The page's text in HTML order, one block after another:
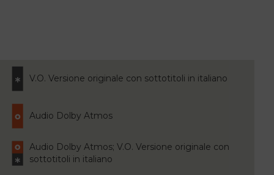
V.O. Versione originale con sottotitoli in italiano
Audio Dolby Atmos
Audio Dolby Atmos; V.O. Versione originale con
sottotitoli in italiano